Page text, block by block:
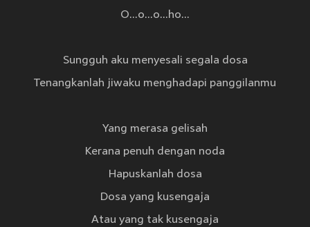
O...o...o...ho...
Sungguh aku menyesali segala dosa
Tenangkanlah jiwaku menghadapi panggilanmu
Yang merasa gelisah
Kerana penuh dengan noda
Hapuskanlah dosa
Dosa yang kusengaja
Atau yang tak kusengaja